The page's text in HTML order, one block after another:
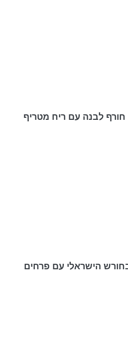
לבנה עם ריח מטריף
הישראלי עם פרחים